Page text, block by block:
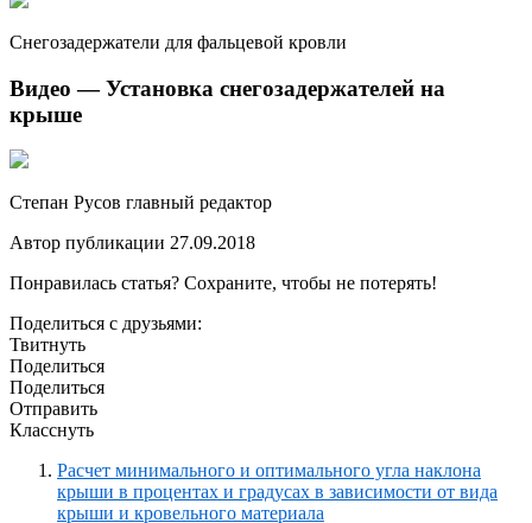
Снегозадержатели для фальцевой кровли
Видео — Установка снегозадержателей на
крыше
Степан Русов главный редактор
Автор публикации 27.09.2018
Понравилась статья? Сохраните, чтобы не потерять!
Поделиться с друзьями:
Твитнуть
Поделиться
Поделиться
Отправить
Класснуть
Расчет минимального и оптимального угла наклона
крыши в процентах и градусах в зависимости от вида
крыши и кровельного материала